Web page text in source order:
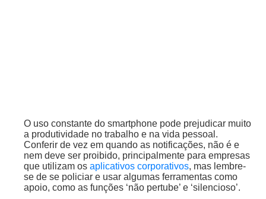
O uso constante do smartphone pode prejudicar muito
a produtividade no trabalho e na vida pessoal.
Conferir de vez em quando as notificações, não é e
nem deve ser proibido, principalmente para empresas
que utilizam os aplicativos corporativos, mas lembre-
se de se policiar e usar algumas ferramentas como
apoio, como as funções ‘não pertube’ e ‘silencioso’.